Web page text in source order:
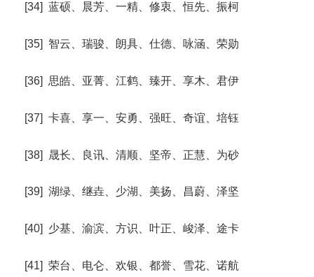
[34] 蓝硕、晨芳、一精、修衷、恒先、振柯
[35] 智云、瑞骏、朗具、仕德、咏涵、荣勋
[36] 思皓、亚菁、江鹤、臻开、享木、君伊
[37] 卡喜、享一、安勇、强旺、奇谊、培钰
[38] 晟长、良讯、清顺、坚帝、正慧、为砂
[39] 湖绿、继垚、少湖、美扬、昌蔚、泽坚
[40] 少基、渝滨、方识、叶正、峻泽、途卡
[41] 荣台、电仑、欢银、都誉、雪花、诺航